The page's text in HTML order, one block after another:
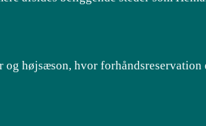
højsæson, hvor